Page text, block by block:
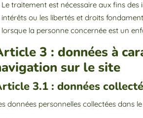
Le traitement est nécessaire aux fins
intérêts ou les libertés et droits
lorsque la personne concernée est un
3 : données à
sur le site
3.1 : données
données personnelles collectées dans